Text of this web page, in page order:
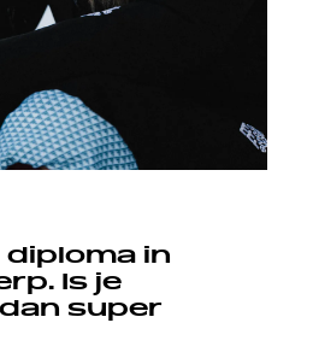
diploma in
Is je
super